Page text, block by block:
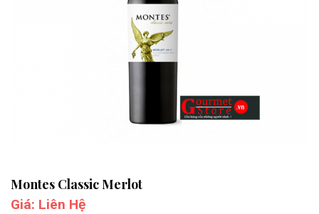
Montes Classic Merlot
Giá: Liên Hệ